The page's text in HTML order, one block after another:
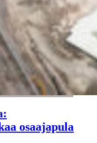
osaajapula